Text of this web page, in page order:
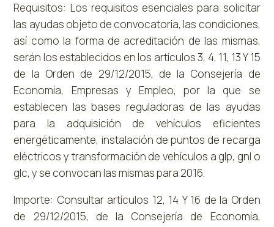
Requisitos: Los requisitos esenciales para solicitar
las ayudas objeto de convocatoria, las condiciones,
así como la forma de acreditación de las mismas,
serán los establecidos en los artículos 3, 4, 11, 13 Y 15
de la Orden de 29/12/2015, de la Consejería de
Economía, Empresas y Empleo, por la que se
establecen las bases reguladoras de las ayudas
para la adquisición de vehículos eficientes
energéticamente, instalación de puntos de recarga
eléctricos y transformación de vehículos a glp, gnl o
glc, y se convocan las mismas para 2016.
Importe: Consultar artículos 12, 14 Y 16 de la Orden
de 29/12/2015, de la Consejería de Economía,